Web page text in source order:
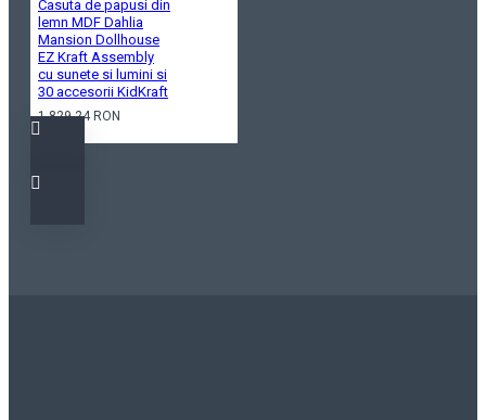
Casuta de papusi din
lemn MDF Dahlia
Mansion Dollhouse
EZ Kraft Assembly
cu sunete si lumini si
30 accesorii KidKraft
1.829,24 RON